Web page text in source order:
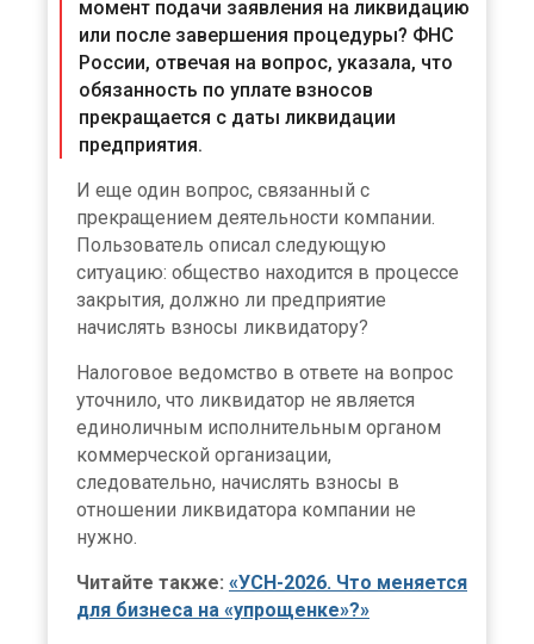
момент подачи заявления на ликвидацию
или после завершения процедуры? ФНС
России, отвечая на вопрос, указала, что
обязанность по уплате взносов
прекращается с даты ликвидации
предприятия.
И еще один вопрос, связанный с
прекращением деятельности компании.
Пользователь описал следующую
ситуацию: общество находится в процессе
закрытия, должно ли предприятие
начислять взносы ликвидатору?
Налоговое ведомство в ответе на вопрос
уточнило, что ликвидатор не является
единоличным исполнительным органом
коммерческой организации,
следовательно, начислять взносы в
отношении ликвидатора компании не
нужно.
Читайте также: «УСН-2026. Что меняется
для бизнеса на «упрощенке»?»